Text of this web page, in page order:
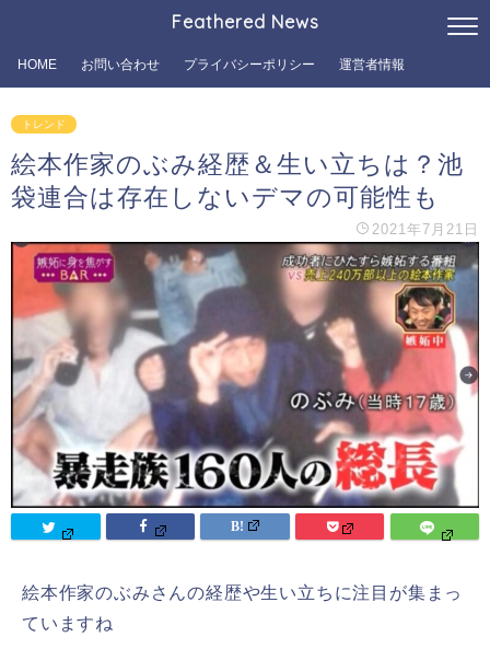
Feathered News
HOME お問い合わせ プライバシーポリシー 運営者情報
トレンド
絵本作家のぶみ経歴＆生い立ちは？池
袋連合は存在しないデマの可能性も
2021年7月21日
絵本作家のぶみさんの経歴や生い立ちに注目が集まっ
ていますね